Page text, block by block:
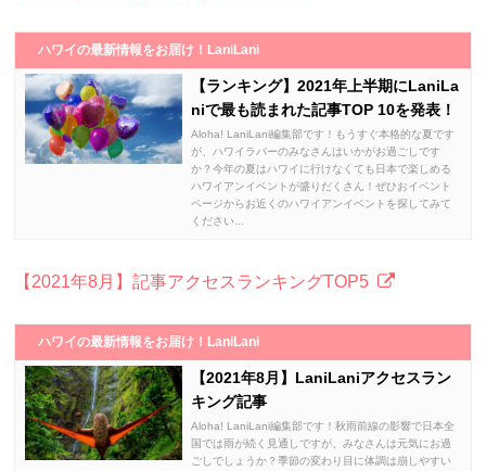
ハワイの最新情報をお届け！LaniLani
【ランキング】2021年上半期にLaniLa
niで最も読まれた記事TOP 10を発表！
Aloha! LaniLani編集部です！もうすぐ本格的な夏です
が、ハワイラバーのみなさんはいかがお過ごしです
か？今年の夏はハワイに行けなくても日本で楽しめる
ハワイアンイベントが盛りだくさん！ぜひおイベント
ページからお近くのハワイアンイベントを探してみて
ください...
【2021年8月】記事アクセスランキングTOP5
ハワイの最新情報をお届け！LaniLani
【2021年8月】LaniLaniアクセスラン
キング記事
Aloha! LaniLani編集部です！秋雨前線の影響で日本全
国では雨が続く見通しですが、みなさんは元気にお過
ごしでしょうか？季節の変わり目に体調は崩しやすい